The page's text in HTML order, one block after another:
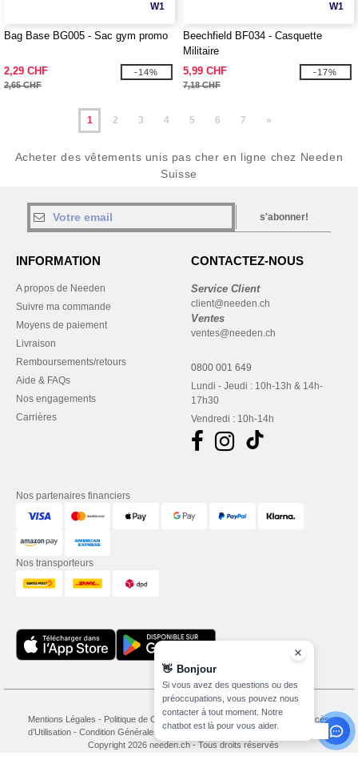
W1
Bag Base BG005 - Sac gym promo
2,29 CHF
2,65 CHF
-14%
W1
Beechfield BF034 - Casquette
Militaire
5,99 CHF
7,18 CHF
-17%
1 2 3 4 5 6 7 »
Acheter des vêtements unis pas cher en ligne chez Needen
Suisse
s'abonner!
INFORMATION
A propos de Needen
Suivre ma commande
Moyens de paiement
Livraison
Remboursements/retours
Aide & FAQs
Nos engagements
Carrières
CONTACTEZ-NOUS
Service Client
client@needen.ch
Ventes
ventes@needen.ch
0800 001 649
Lundi - Jeudi : 10h-13h & 14h-
17h30
Vendredi : 10h-14h
Nos partenaires financiers
Nos transporteurs
Mentions Légales - Politique de Confidentialité
Conditions Générales d’Accès et
d’Utilisation- Condition Générales d'Achat-Politique de Cookies-
Copyright 2026 needen.ch - Tous droits réservés
👋 Bonjour
Si vous avez des questions ou des
préoccupations, vous pouvez nous
contacter à tout moment. Notre
chatbot est là pour vous aider.